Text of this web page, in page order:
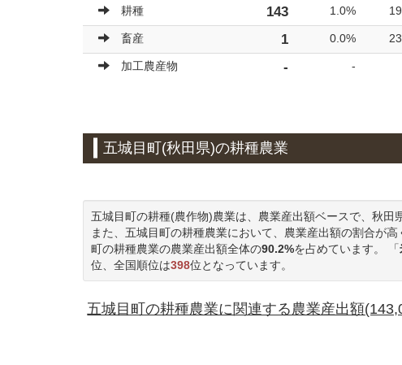
耕種 143 1.0%
畜産 1 0.0%
加工農産物 - -
五城目町(秋田県)の耕種農業
五城目町の耕種(農作物)農業は、農業産出額ベースで、秋田
また、五城目町の耕種農業において、農業産出額の割合が
町の耕種農業の農業産出額全体の90.2%を占めています。 「
位、全国順位は398位となっています。
五城目町の耕種農業に関連する農業産出額